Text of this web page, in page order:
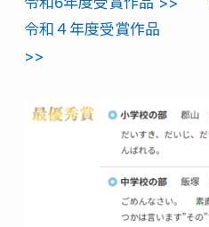
令和４年度受賞作品
>>